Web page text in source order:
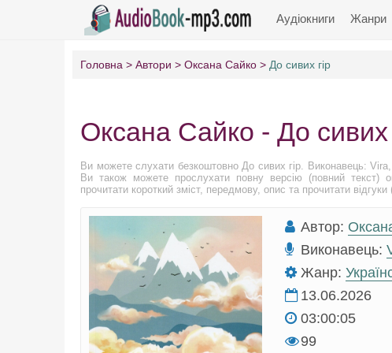
Аудіокниги Жанри
Головна Автори Оксана Сайко До сивих гір
Оксана Сайко - До сивих
Ви можете слухати безкоштовно До сивих гір. Виконавець:
Ви також можете прослухати повну версію (повний текст)
прочитати короткий зміст, передмову, опис та прочитати відгуки
Автор:
Виконавець:
Жанр:
13.06.2026
03:00:05
99